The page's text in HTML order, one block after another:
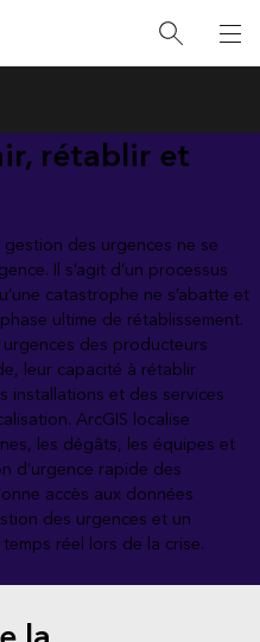
rétablir et
des urgences ne se
Il s’agit d’un processus
catastrophe ne s’abatte et
ultime de rétablissement.
des producteurs
leur capacité à rétablir
installations et des services
ArcGIS localise
les dégâts, les équipes et
d’urgence rapide des
accès aux données
des urgences et un
réel lors de la crise.